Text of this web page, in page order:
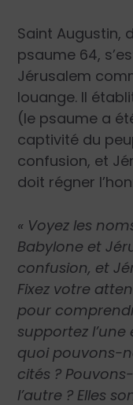
Saint Augustin,
psaume 64,
Jérusalem
louange. Il
(le psaume a
captivité du
confusion, et
doit régner
« Voyez les
Babylone et
confusion, et
Fixez votre
pour
supportez l’une
quoi pouvons-
cités ?
l’autre ? Elles